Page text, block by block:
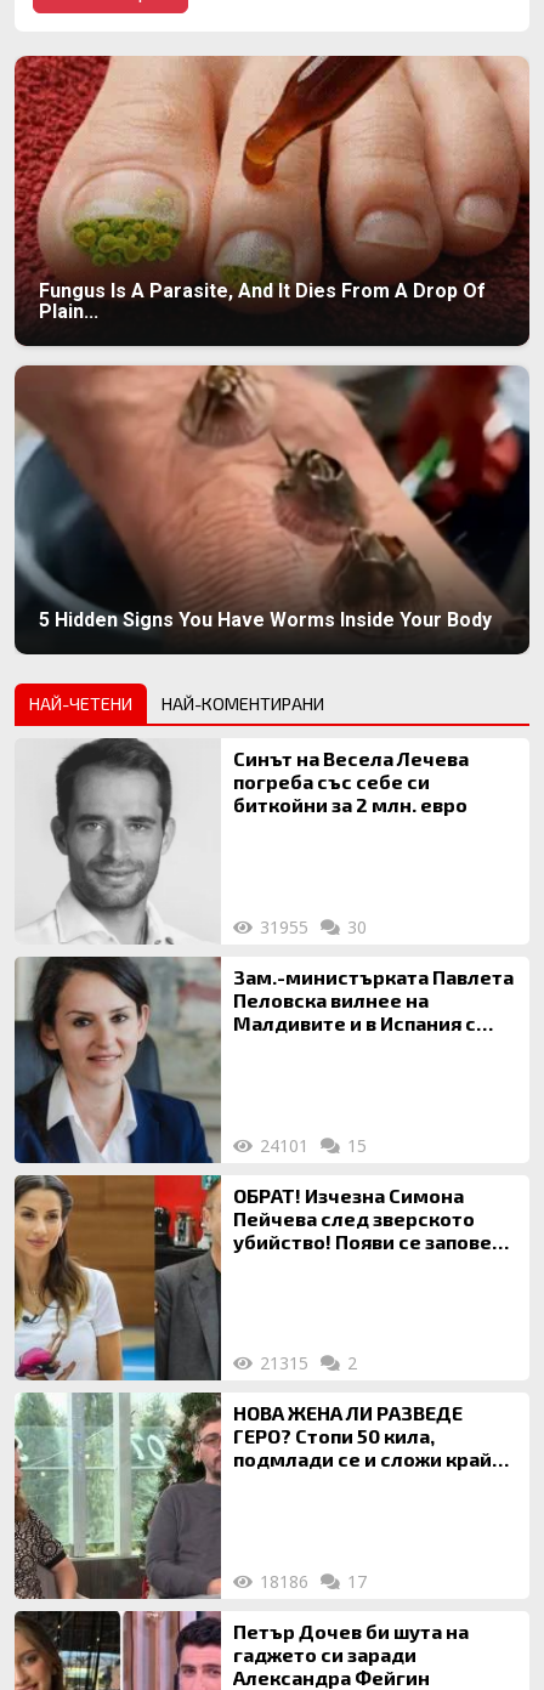
Fungus Is A Parasite, And It Dies From A Drop Of
Plain...
5 Hidden Signs You Have Worms Inside Your Body
НАЙ-ЧЕТЕНИ НАЙ-КОМЕНТИРАНИ
Синът на Весела Лечева
погреба със себе си
биткойни за 2 млн. евро
31955 30
Зам.-министърката Павлета
Пеловска вилнее на
Малдивите и в Испания с
24101 15
ОБРАТ! Изчезна Симона
Пейчева след зверското
убийство! Появи се заповед
21315 2
НОВА ЖЕНА ЛИ РАЗВЕДЕ
ГЕРО? Стопи 50 кила,
подмлади се и сложи край
18186 17
Петър Дочев би шута на
гаджето си заради
Александра Фейгин